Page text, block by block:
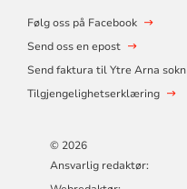
Følg oss på Facebook
Send oss en epost
Send faktura til Ytre Arna sokn
Tilgjengelighetserklæring
© 2026
Ansvarlig redaktør: